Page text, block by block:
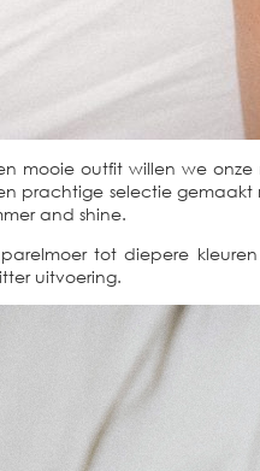
mooie outfit willen we
prachtige selectie
and shine.
tot diepere kleuren
uitvoering.